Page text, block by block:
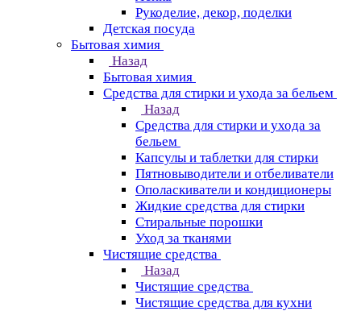
Рукоделие, декор, поделки
Детская посуда
Бытовая химия
Назад
Бытовая химия
Средства для стирки и ухода за бельем
Назад
Средства для стирки и ухода за
бельем
Капсулы и таблетки для стирки
Пятновыводители и отбеливатели
Ополаскиватели и кондиционеры
Жидкие средства для стирки
Стиральные порошки
Уход за тканями
Чистящие средства
Назад
Чистящие средства
Чистящие средства для кухни